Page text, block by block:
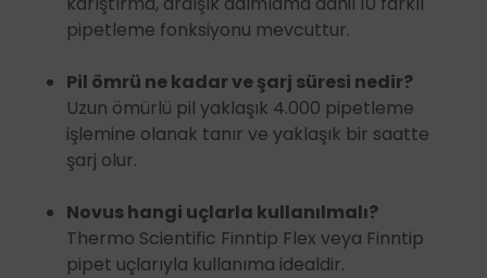
pipetleme fonksiyonu mevcuttur.
Pil ömrü ne kadar ve şarj süresi nedir?
Uzun ömürlü pil yaklaşık 4.000 pipetleme
işlemine olanak tanır ve yaklaşık bir saatte
şarj olur.
Novus hangi uçlarla kullanılmalı?
Thermo Scientific Finntip Flex veya Finntip
pipet uçlarıyla kullanıma idealdir.